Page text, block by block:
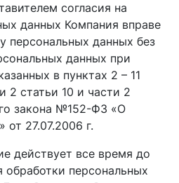
согласия на
данных Компания вправе
персональных данных без
данных при
в пунктах 2 – 11
2 статьи 10 и части 2
закона №152-ФЗ «О
от 27.07.2006 г.
действует все время до
персональных